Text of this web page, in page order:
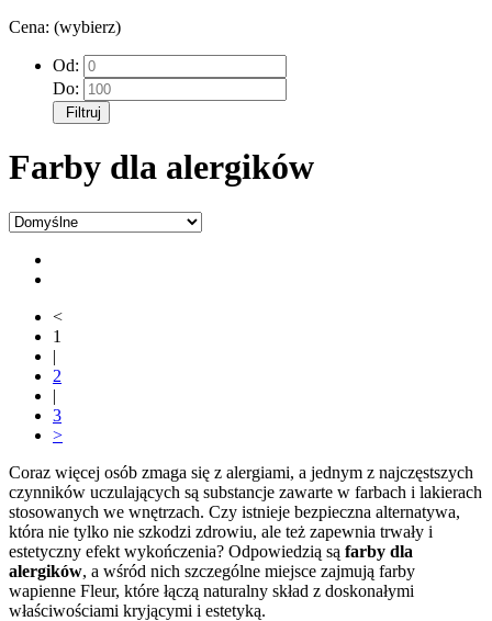
Cena: (wybierz)
Od:
Do:
Filtruj
Farby dla alergików
<
1
|
2
|
3
>
Coraz więcej osób zmaga się z alergiami, a jednym z najczęstszych
czynników uczulających są substancje zawarte w farbach i lakierach
stosowanych we wnętrzach. Czy istnieje bezpieczna alternatywa,
która nie tylko nie szkodzi zdrowiu, ale też zapewnia trwały i
estetyczny efekt wykończenia? Odpowiedzią są farby dla
alergików, a wśród nich szczególne miejsce zajmują farby
wapienne Fleur, które łączą naturalny skład z doskonałymi
właściwościami kryjącymi i estetyką.